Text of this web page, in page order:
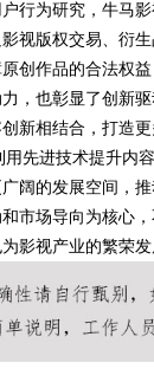
行为研究，牛马
视版权交易、衍
创作品的合法权益
，也彰显了创新
新相结合，打造
先进技术提升内
阔的发展空间，推
市场导向为核心
影视产业的繁荣发